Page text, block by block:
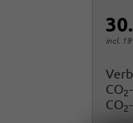
incl.
CO2
CO2